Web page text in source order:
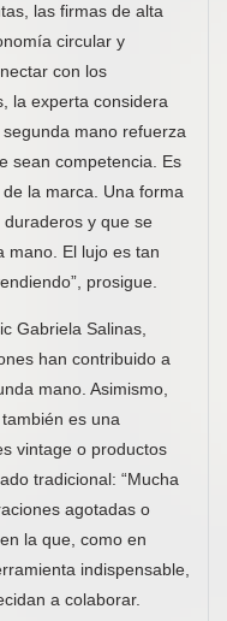
las firmas de alta
circular y
con los
la experta considera
mano refuerza
sean competencia. Es
la marca. Una forma
y que se
mano. El lujo es tan
prosigue.
Gabriela Salinas,
han contribuido a
mano. Asimismo,
es una
vintage o productos
tradicional: “Mucha
agotadas o
la que, como en
indispensable,
a colaborar.